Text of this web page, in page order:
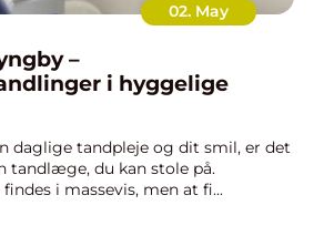
02. May
–
i hyggelige
daglige tandpleje og dit smil, er det
du kan stole på.
i massevis, men at fi...